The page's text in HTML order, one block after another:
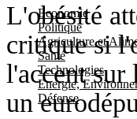
Economie
Politique
Agriculture et
Santé
Technologies
Energie,
Défense
L'obésité
critique si
l'accent sur
un